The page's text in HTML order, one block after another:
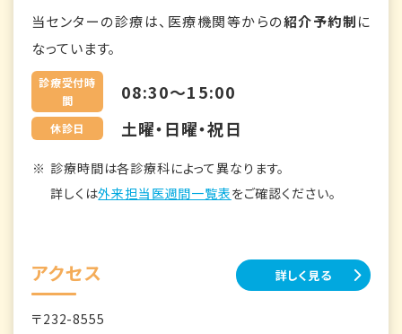
当センターの診療は、医療機関等からの紹介予約制に
なっています。
診療受付時
間
08:30～15:00
休診日 土曜・日曜・祝日
診療時間は各診療科によって異なります。
詳しくは外来担当医週間一覧表をご確認ください。
アクセス 詳しく見る
〒232-8555